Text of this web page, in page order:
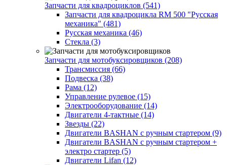
Запчасти для квадроциклов (541)
Запчасти для квадроцикла RM 500 "Русская
механика" (481)
Русская механика (46)
Стекла (3)
Запчасти для мотобуксировщиков (208)
Трансмиссия (66)
Подвеска (38)
Рама (12)
Управление рулевое (15)
Электрооборудование (14)
Двигатели 4-тактные (14)
Звезды (22)
Двигатели BASHAN с ручным стартером (9)
Двигатели BASHAN с ручным стартером +
электро стартер (5)
Двигатели Lifan (12)